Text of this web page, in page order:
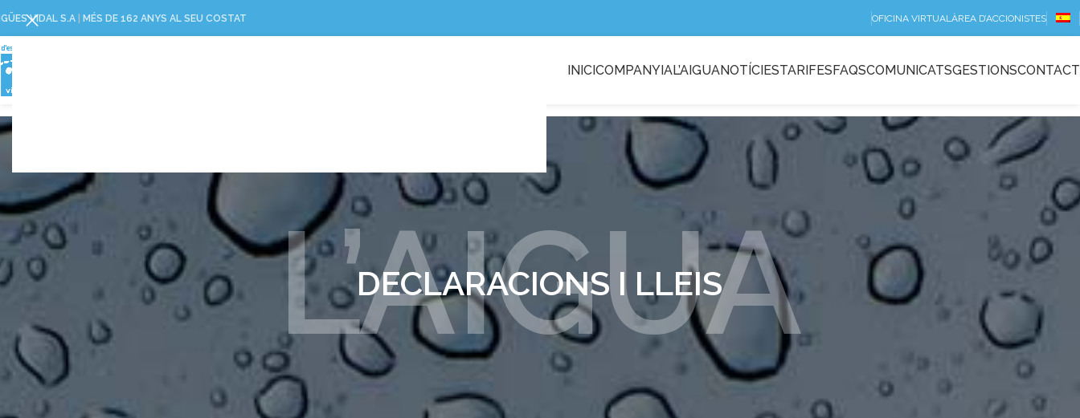
VIDAL S.A MÉS DE 162 ANYS AL SEU COSTAT OFICINA VIRTUAL ÀREA D’ACCIONISTES
INICICOMPANYIAL’AIGUANOTÍCIESTARIFESFAQSCOMUNICATSGESTIONS
L’AIGUA
DECLARACIONS I LLEIS